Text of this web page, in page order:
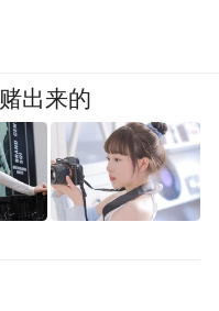
出来的